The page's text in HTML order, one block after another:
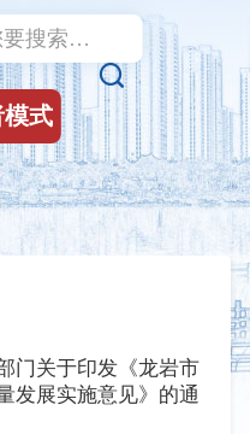

式
门关于印发《龙岩市
发展实施意见》的通